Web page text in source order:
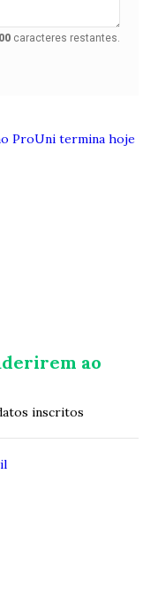
caracteres restantes.
ao
inscritos